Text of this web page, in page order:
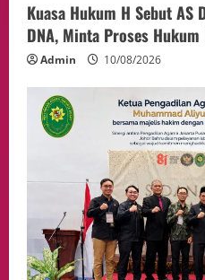
Kuasa Hukum H Sebut AS
DNA, Minta Proses
Admin 10/08/2026